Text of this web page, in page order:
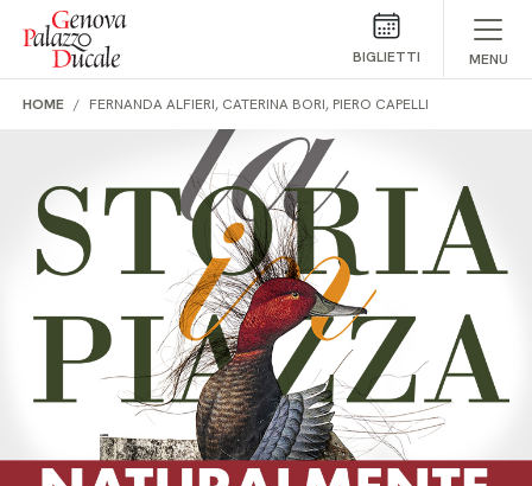
Salta al contenuto
BIGLIETTI MENU
HOME FERNANDA ALFIERI, CATERINA BORI, PIERO CAPELLI